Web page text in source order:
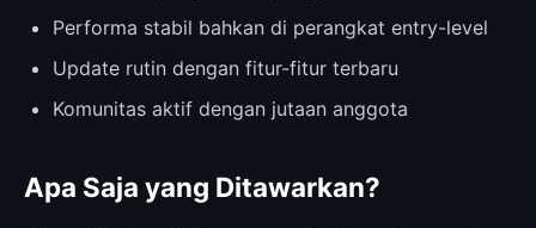
Performa stabil bahkan di perangkat entry-level
Update rutin dengan fitur-fitur terbaru
Komunitas aktif dengan jutaan anggota
Apa Saja yang Ditawarkan?